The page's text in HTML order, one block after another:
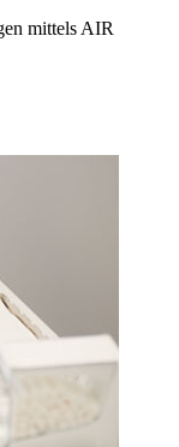
mittels AIR